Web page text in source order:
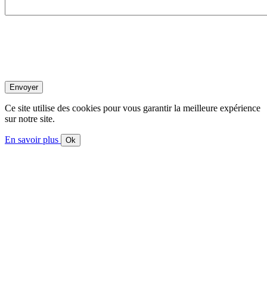
Ce site utilise des cookies pour vous garantir la meilleure expérience
sur notre site.
En savoir plus Ok